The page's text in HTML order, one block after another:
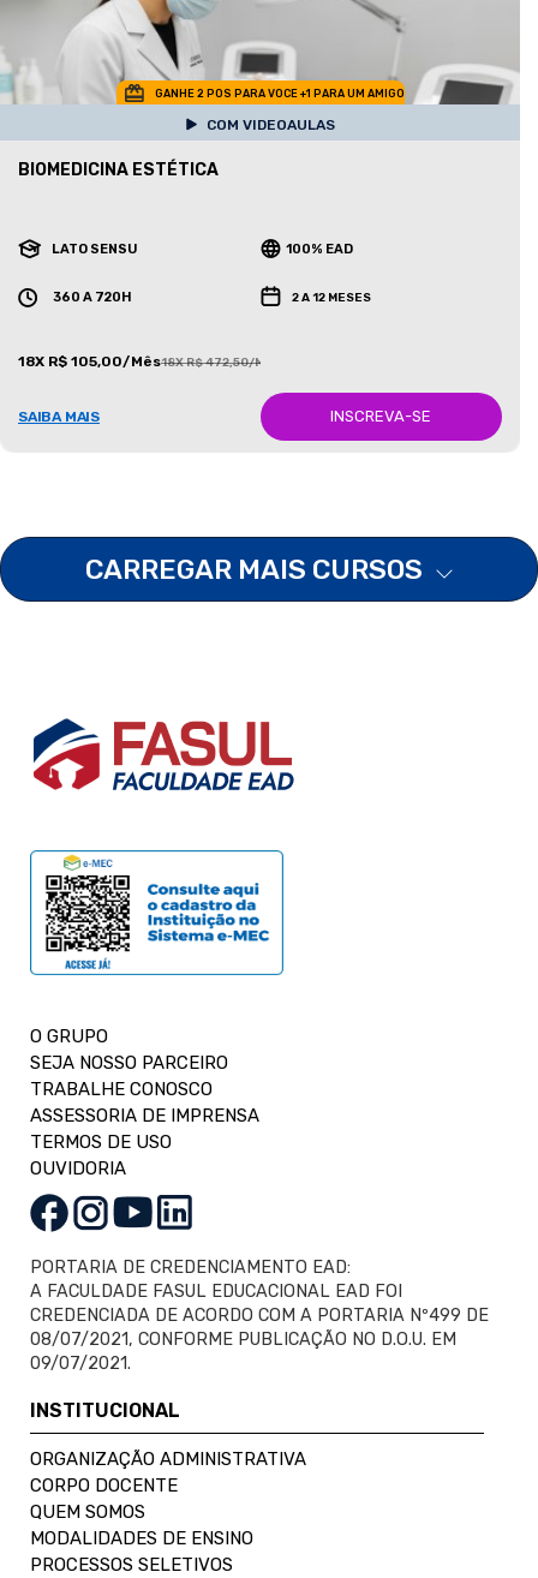
GANHE 2 POS PARA VOCE +1 PARA UM AMIGO
COM VIDEOAULAS
BIOMEDICINA ESTÉTICA
LATO SENSU 100% EAD
360 A 720H 2 A 12 MESES
18X R$ 105,00/Mês18X R$ 472,50/Mês
SAIBA MAIS INSCREVA-SE
CARREGAR MAIS CURSOS
O GRUPO
SEJA NOSSO PARCEIRO
TRABALHE CONOSCO
ASSESSORIA DE IMPRENSA
TERMOS DE USO
OUVIDORIA
PORTARIA DE CREDENCIAMENTO EAD:
A FACULDADE FASUL EDUCACIONAL EAD FOI
CREDENCIADA DE ACORDO COM A PORTARIA Nº499 DE
08/07/2021, CONFORME PUBLICAÇÃO NO D.O.U. EM
09/07/2021.
INSTITUCIONAL
ORGANIZAÇÃO ADMINISTRATIVA
CORPO DOCENTE
QUEM SOMOS
MODALIDADES DE ENSINO
PROCESSOS SELETIVOS